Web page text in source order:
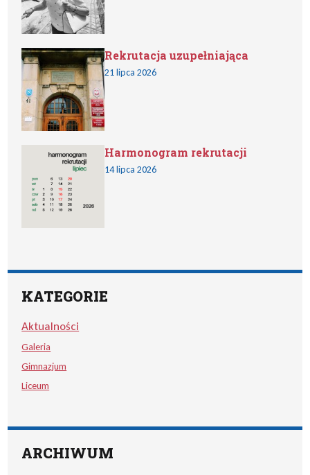
Rekrutacja uzupełniająca
21 lipca 2026
Harmonogram rekrutacji
14 lipca 2026
KATEGORIE
Aktualności
Galeria
Gimnazjum
Liceum
ARCHIWUM